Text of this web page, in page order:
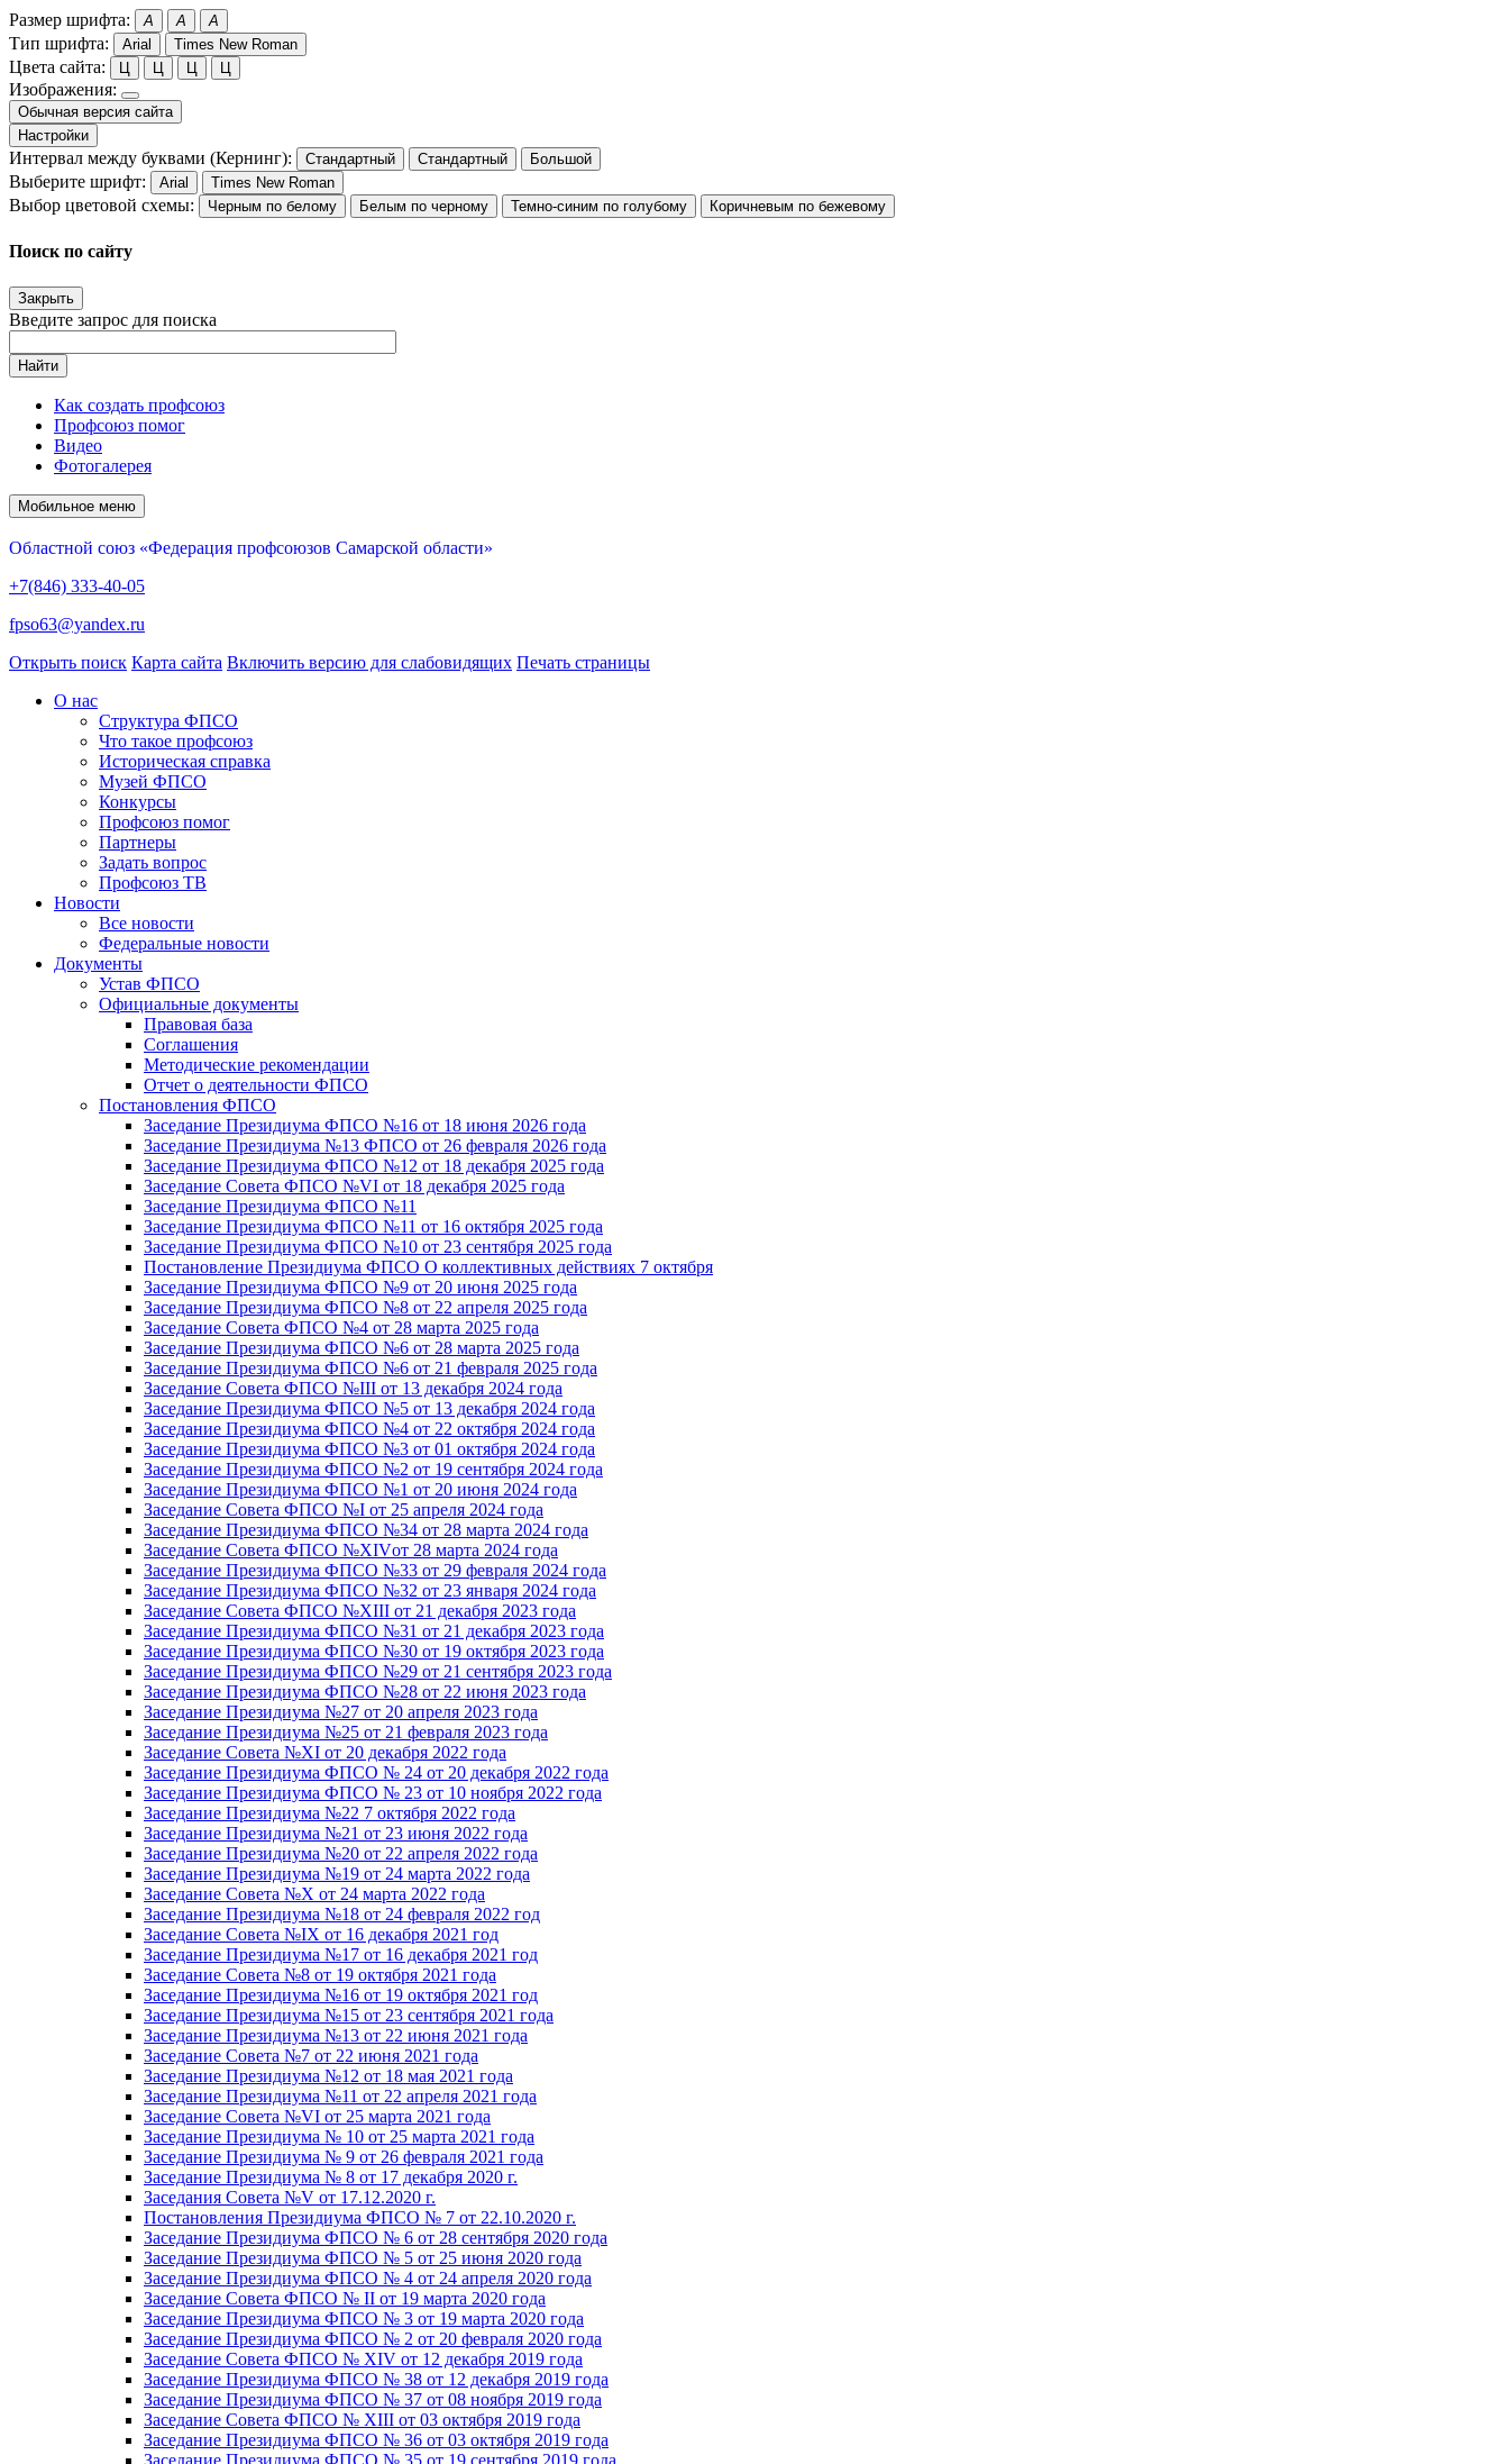
Размер шрифта: A A A
Тип шрифта: Arial Times New Roman
Цвета сайта: Ц Ц Ц Ц
Изображения:
Обычная версия сайта
Настройки
Интервал между буквами (Кернинг): Стандартный Стандартный Большой
Выберите шрифт: Arial Times New Roman
Выбор цветовой схемы: Черным по белому Белым по черному Темно-синим по голубому Коричневым по бежевому
Поиск по сайту
Закрыть
Введите запрос для поиска
Найти
Как создать профсоюз
Профсоюз помог
Видео
Фотогалерея
Мобильное меню
Областной союз «Федерация профсоюзов Самарской области»
+7(846) 333-40-05
fpso63@yandex.ru
Открыть поиск Карта сайта Включить версию для слабовидящих Печать страницы
О нас
Структура ФПСО
Что такое профсоюз
Историческая справка
Музей ФПСО
Конкурсы
Профсоюз помог
Партнеры
Задать вопрос
Профсоюз ТВ
Новости
Все новости
Федеральные новости
Документы
Устав ФПСО
Официальные документы
Правовая база
Соглашения
Методические рекомендации
Отчет о деятельности ФПСО
Постановления ФПСО
Заседание Президиума ФПСО №16 от 18 июня 2026 года
Заседание Президиума №13 ФПСО от 26 февраля 2026 года
Заседание Президиума ФПСО №12 от 18 декабря 2025 года
Заседание Совета ФПСО №VI от 18 декабря 2025 года
Заседание Президиума ФПСО №11
Заседание Президиума ФПСО №11 от 16 октября 2025 года
Заседание Президиума ФПСО №10 от 23 сентября 2025 года
Постановление Президиума ФПСО О коллективных действиях 7 октября
Заседание Президиума ФПСО №9 от 20 июня 2025 года
Заседание Президиума ФПСО №8 от 22 апреля 2025 года
Заседание Совета ФПСО №4 от 28 марта 2025 года
Заседание Президиума ФПСО №6 от 28 марта 2025 года
Заседание Президиума ФПСО №6 от 21 февраля 2025 года
Заседание Совета ФПСО №III от 13 декабря 2024 года
Заседание Президиума ФПСО №5 от 13 декабря 2024 года
Заседание Президиума ФПСО №4 от 22 октября 2024 года
Заседание Президиума ФПСО №3 от 01 октября 2024 года
Заседание Президиума ФПСО №2 от 19 сентября 2024 года
Заседание Президиума ФПСО №1 от 20 июня 2024 года
Заседание Совета ФПСО №I от 25 апреля 2024 года
Заседание Президиума ФПСО №34 от 28 марта 2024 года
Заседание Совета ФПСО №XIVот 28 марта 2024 года
Заседание Президиума ФПСО №33 от 29 февраля 2024 года
Заседание Президиума ФПСО №32 от 23 января 2024 года
Заседание Совета ФПСО №XIII от 21 декабря 2023 года
Заседание Президиума ФПСО №31 от 21 декабря 2023 года
Заседание Президиума ФПСО №30 от 19 октября 2023 года
Заседание Президиума ФПСО №29 от 21 сентября 2023 года
Заседание Президиума ФПСО №28 от 22 июня 2023 года
Заседание Президиума №27 от 20 апреля 2023 года
Заседание Президиума №25 от 21 февраля 2023 года
Заседание Совета №XI от 20 декабря 2022 года
Заседание Президиума ФПСО № 24 от 20 декабря 2022 года
Заседание Президиума ФПСО № 23 от 10 ноября 2022 года
Заседание Президиума №22 7 октября 2022 года
Заседание Президиума №21 от 23 июня 2022 года
Заседание Президиума №20 от 22 апреля 2022 года
Заседание Президиума №19 от 24 марта 2022 года
Заседание Совета №X от 24 марта 2022 года
Заседание Президиума №18 от 24 февраля 2022 год
Заседание Совета №IX от 16 декабря 2021 год
Заседание Президиума №17 от 16 декабря 2021 год
Заседание Совета №8 от 19 октября 2021 года
Заседание Президиума №16 от 19 октября 2021 год
Заседание Президиума №15 от 23 сентября 2021 года
Заседание Президиума №13 от 22 июня 2021 года
Заседание Совета №7 от 22 июня 2021 года
Заседание Президиума №12 от 18 мая 2021 года
Заседание Президиума №11 от 22 апреля 2021 года
Заседание Совета №VI от 25 марта 2021 года
Заседание Президиума № 10 от 25 марта 2021 года
Заседание Президиума № 9 от 26 февраля 2021 года
Заседание Президиума № 8 от 17 декабря 2020 г.
Заседания Совета №V от 17.12.2020 г.
Постановления Президиума ФПСО № 7 от 22.10.2020 г.
Заседание Президиума ФПСО № 6 от 28 сентября 2020 года
Заседание Президиума ФПСО № 5 от 25 июня 2020 года
Заседание Президиума ФПСО № 4 от 24 апреля 2020 года
Заседание Совета ФПСО № II от 19 марта 2020 года
Заседание Президиума ФПСО № 3 от 19 марта 2020 года
Заседание Президиума ФПСО № 2 от 20 февраля 2020 года
Заседание Совета ФПСО № XIV от 12 декабря 2019 года
Заседание Президиума ФПСО № 38 от 12 декабря 2019 года
Заседание Президиума ФПСО № 37 от 08 ноября 2019 года
Заседание Совета ФПСО № XIII от 03 октября 2019 года
Заседание Президиума ФПСО № 36 от 03 октября 2019 года
Заседание Президиума ФПСО № 35 от 19 сентября 2019 года